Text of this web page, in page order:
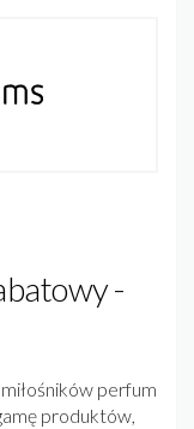
-
perfum
produktów,